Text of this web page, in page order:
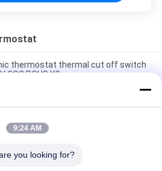
thermostat thermal cut off switch
CQC ROHS KC
Thermostats, low temperature
250V 10 13C
Bimetal Thermostat AC 125V 250V
9:24 AM
you looking for?